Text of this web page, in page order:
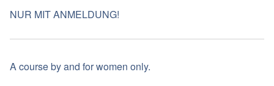
NUR MIT ANMELDUNG!
A course by and for women only.